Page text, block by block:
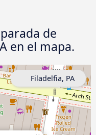
de
en el mapa.
Filadelfia, PA